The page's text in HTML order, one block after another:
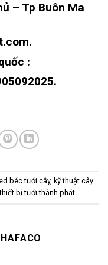
– Tp Buôn Ma
:
béc tưới cây, kỹ thuật cây
thiết bị tưới thành phát.